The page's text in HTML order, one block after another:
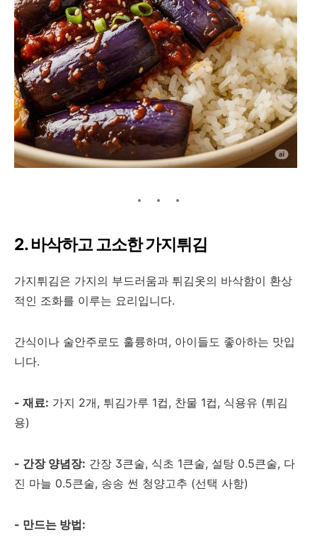
2. 바삭하고 고소한 가지튀김
가지튀김은 가지의 부드러움과 튀김옷의 바삭함이 환상
적인 조화를 이루는 요리입니다.
간식이나 술안주로도 훌륭하며, 아이들도 좋아하는 맛입
니다.
- 재료: 가지 2개, 튀김가루 1컵, 찬물 1컵, 식용유 (튀김
용)
- 간장 양념장: 간장 3큰술, 식초 1큰술, 설탕 0.5큰술, 다
진 마늘 0.5큰술, 송송 썬 청양고추 (선택 사항)
- 만드는 방법: